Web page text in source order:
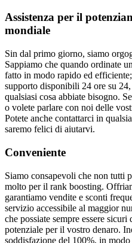
Assistenza per il
mondiale
Sin dal primo giorno, siamo
Sappiamo che quando ordinate
fatto in modo rapido ed
supporto disponibili 24 ore su
qualsiasi cosa abbiate bisogno.
o volete parlare con noi delle
Potete anche contattarci in
saremo felici di aiutarvi.
Conveniente
Siamo consapevoli che non tutti
molto per il rank boosting.
garantiamo vendite e sconti
servizio accessibile al maggior
che possiate sempre essere
potenziale per il vostro denaro.
soddisfazione del 100%, in modo